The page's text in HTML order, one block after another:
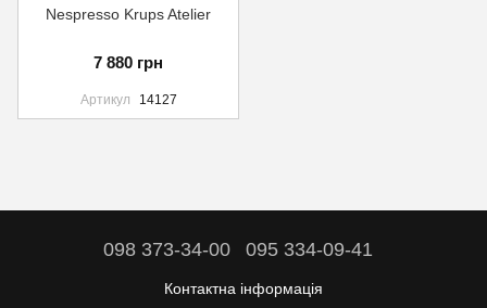
Nespresso Krups Atelier
7 880 грн
Артикул 14127
098 373-34-00 095 334-09-41
Контактна інформація